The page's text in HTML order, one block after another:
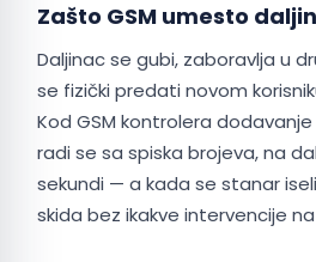
Zašto GSM umesto
Daljinac se gubi, zaboravlja u
se fizički predati novom
Kod GSM kontrolera dodavanje
radi se sa spiska brojeva, na
sekundi — a kada se stanar
skida bez ikakve intervencije na